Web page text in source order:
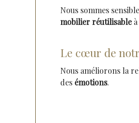
Nous sommes
mobilier réutilisableà
Le cœur de
Nous améliorons la
des émotions.